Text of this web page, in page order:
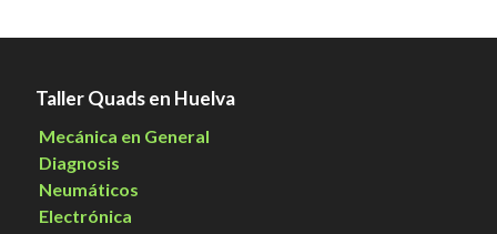
Taller Quads en Huelva
Mecánica en General
Diagnosis
Neumáticos
Electrónica